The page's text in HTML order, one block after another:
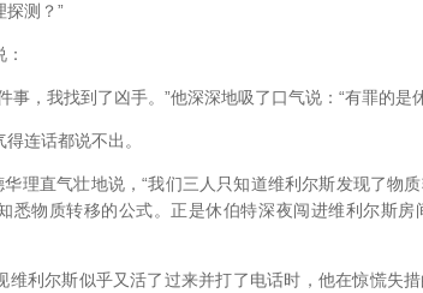
探测？”
，我找到了凶手。”他深深地吸了口气说：“有罪的是
连话都说不出。
直气壮地说，“我们三人只知道维利尔斯发现了物
悉物质转移的公式。正是休伯特深夜闯进维利尔斯
尔斯似乎又活了过来并打了电话时，他在惊慌失措